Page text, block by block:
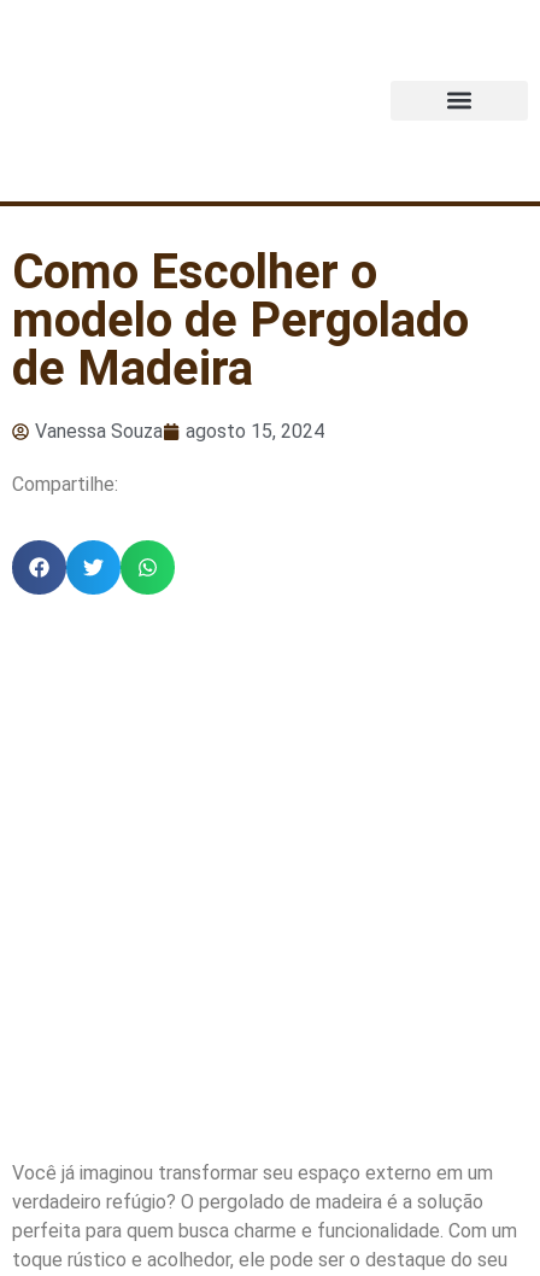
Como Escolher o
modelo de Pergolado
de Madeira
Vanessa Souza agosto 15, 2024
Compartilhe:
Você já imaginou transformar seu espaço externo em um
verdadeiro refúgio? O pergolado de madeira é a solução
perfeita para quem busca charme e funcionalidade. Com um
toque rústico e acolhedor, ele pode ser o destaque do seu